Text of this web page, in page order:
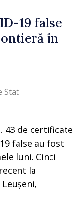
19 false
în
Stat
. 43 de certificate
false au fost
luni. Cinci
la